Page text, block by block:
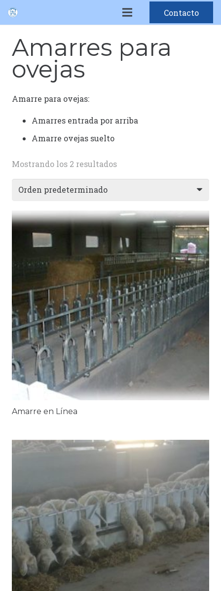
Contacto
Amarres para
ovejas
Amarre para ovejas:
Amarres entrada por arriba
Amarre ovejas suelto
Mostrando los 2 resultados
Amarre en Línea